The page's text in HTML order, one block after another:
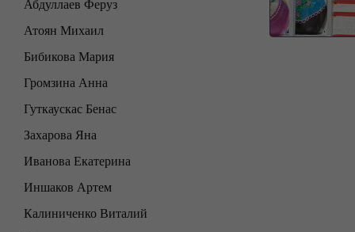
Абдуллаев Феруз
Атоян Михаил
Бибикова Мария
Громзина Анна
Гуткаускас Бенас
Захарова Яна
Иванова Екатерина
Иншаков Артем
Калиниченко Виталий